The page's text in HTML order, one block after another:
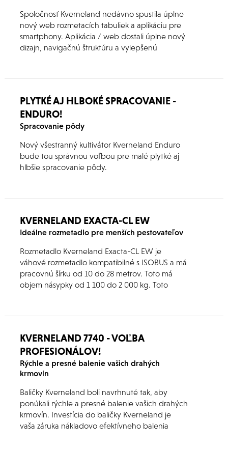
Spoločnosť Kverneland nedávno spustila úplne
nový web rozmetacích tabuliek a aplikáciu pre
smartphony. Aplikácia / web dostali úplne nový
dizajn, navigačnú štruktúru a vylepšenú
PLYTKÉ AJ HLBOKÉ SPRACOVANIE -
ENDURO!
Spracovanie pôdy
Nový všestranný kultivátor Kverneland Enduro
bude tou správnou voľbou pre malé plytké aj
hlbšie spracovanie pôdy.
KVERNELAND EXACTA-CL EW
Ideálne rozmetadlo pre menších pestovateľov
Rozmetadlo Kverneland Exacta-CL EW je
váhové rozmetadlo kompatibilné s ISOBUS a má
pracovnú šírku od 10 do 28 metrov. Toto má
objem násypky od 1 100 do 2 000 kg. Toto
horské podmienky.
KVERNELAND 7740 - VOĽBA
PROFESIONÁLOV!
Rýchle a presné balenie vašich drahých
krmovín
Baličky Kverneland boli navrhnuté tak, aby
ponúkali rýchle a presné balenie vašich drahých
krmovín. Investícia do baličky Kverneland je
vaša záruka nákladovo efektívneho balenia